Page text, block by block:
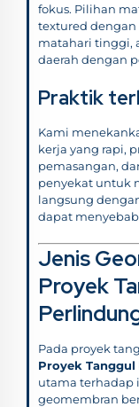
fokus. Pilihan
textured dengan
matahari tinggi,
daerah dengan
Praktik
Kami
kerja yang rapi,
pemasangan,
penyekat untuk
langsung
dapat
Jenis
Proyek
Pada proyek
Proyek Tanggul
utama terhadap
geomembran